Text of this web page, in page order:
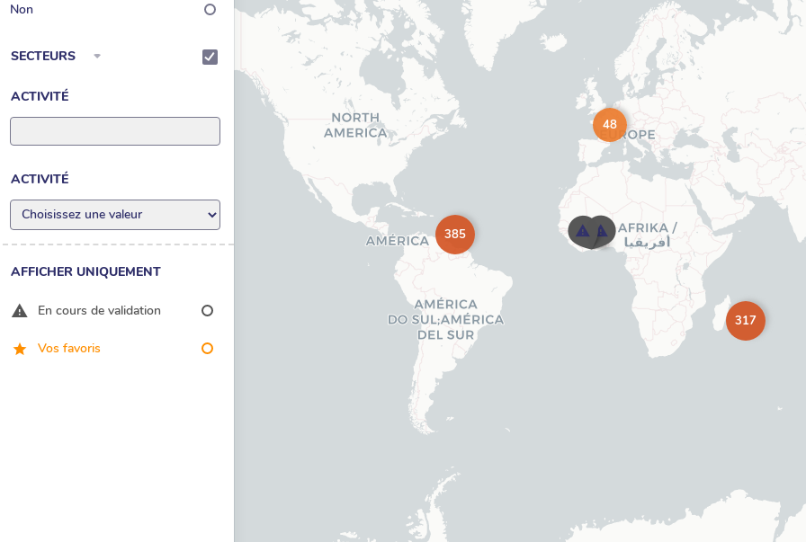
Non
SECTEURS
ACTIVITÉ
ACTIVITÉ
AFFICHER UNIQUEMENT
En cours de validation
Vos favoris
385
48
317